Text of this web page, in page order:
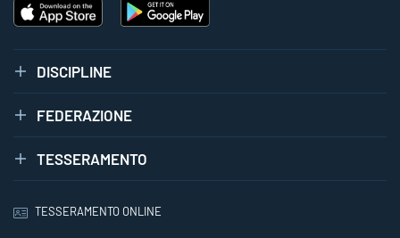
DISCIPLINE
FEDERAZIONE
TESSERAMENTO
TESSERAMENTO ONLINE